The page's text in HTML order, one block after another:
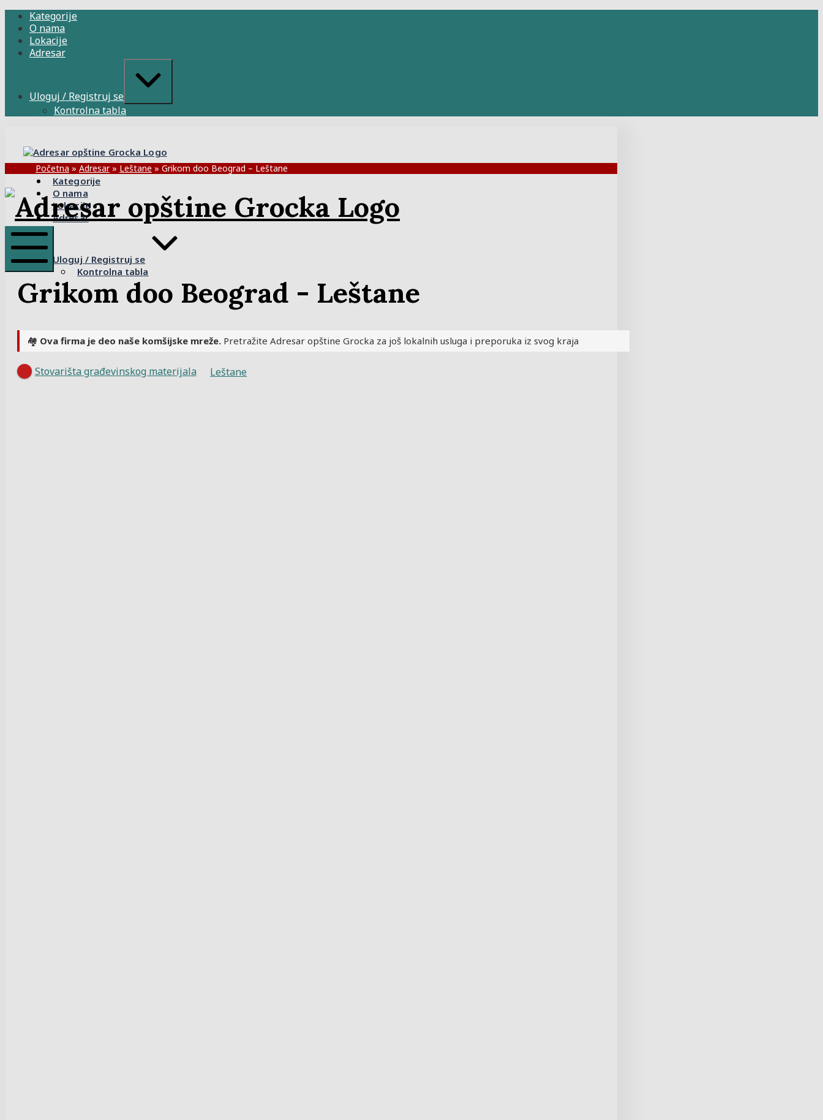
Skip
content
Kategorije
O nama
Lokacije
Adresar
Uloguj / Registruj se
Kontrolna tabla
Grocka
Kategorije
O nama
Lokacije
Adresar
Uloguj / Registruj se
Kontrolna tabla
Početna » Adresar» Leštane » Grikom doo Beograd – Leštane
Grocka
Mobile
Menu
Grikom doo Beograd - Leštane
🏘️ Ova firma je deo naše komšijske mreže. Pretražite Adresar opštine Grocka za još lokalnih usluga i preporuka iz svog kraja
Stovarišta građevinskog materijala Leštane